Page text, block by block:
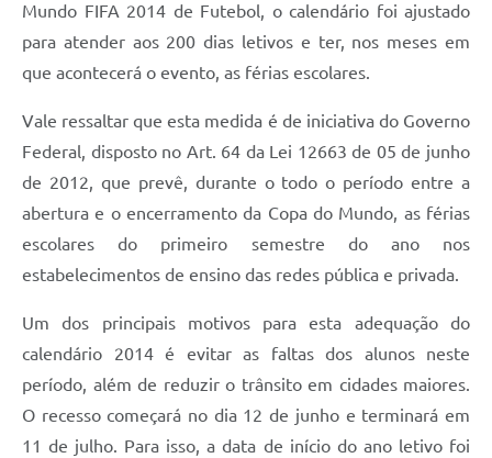
Mundo FIFA 2014 de Futebol, o calendário foi ajustado
para atender aos 200 dias letivos e ter, nos meses em
que acontecerá o evento, as férias escolares.
Vale ressaltar que esta medida é de iniciativa do Governo
Federal, disposto no Art. 64 da Lei 12663 de 05 de junho
de 2012, que prevê, durante o todo o período entre a
abertura e o encerramento da Copa do Mundo, as férias
escolares do primeiro semestre do ano nos
estabelecimentos de ensino das redes pública e privada.
Um dos principais motivos para esta adequação do
calendário 2014 é evitar as faltas dos alunos neste
período, além de reduzir o trânsito em cidades maiores.
O recesso começará no dia 12 de junho e terminará em
11 de julho. Para isso, a data de início do ano letivo foi